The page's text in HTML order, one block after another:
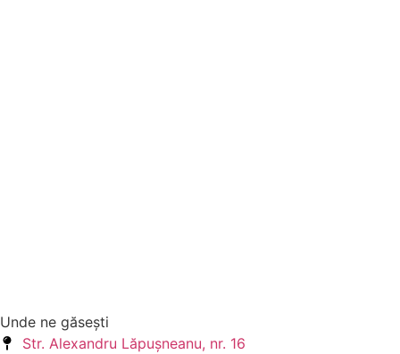
Unde ne găseşti
Str. Alexandru Lăpuşneanu, nr. 16